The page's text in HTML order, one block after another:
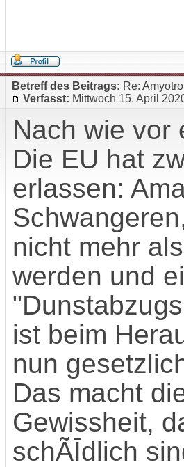
Betreff des Beitrags: Re:
Verfasst: Mittwoch 15. April
Nach wie vor
Die EU hat
erlassen:
nicht mehr
werden und
ist beim
nun
Das macht
Gewissheit,
schÃĪdlich